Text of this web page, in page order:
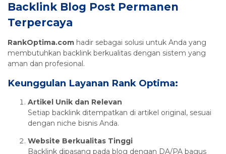
Backlink Blog Post Permanen
Terpercaya
RankOptima.com hadir sebagai solusi untuk Anda yang
membutuhkan backlink berkualitas dengan sistem yang
aman dan profesional.
Keunggulan Layanan Rank Optima:
Artikel Unik dan Relevan
Setiap backlink ditempatkan di artikel original, sesuai
dengan niche bisnis Anda.
Website Berkualitas Tinggi
Backlink dipasang pada blog dengan DA/PA bagus